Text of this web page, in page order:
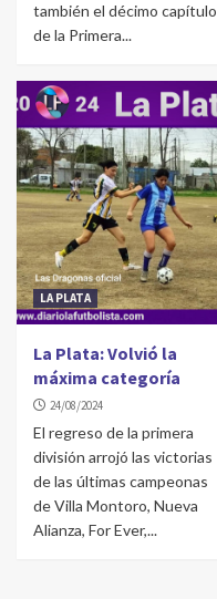
también el décimo capítulo
de la Primera...
LA PLATA
La Plata: Volvió la
máxima categoría
24/08/2024
El regreso de la primera
división arrojó las victorias
de las últimas campeonas
de Villa Montoro, Nueva
Alianza, For Ever,...